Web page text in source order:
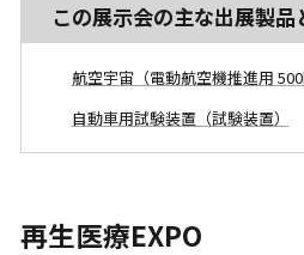
この展示会の主な出展製品
航空宇宙（電動航空機推進用
自動車用試験装置（試験装置）
再生医療EXPO